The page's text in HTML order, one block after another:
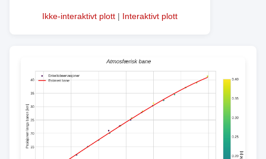
Ikke-interaktivt plott | Interaktivt plott